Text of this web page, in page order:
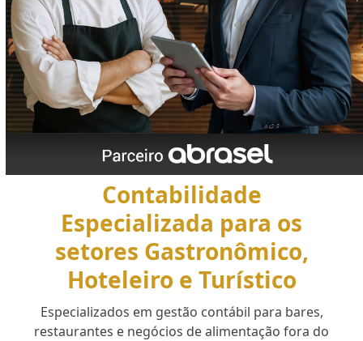
Contabilidade
Especializada para os
setores Gastronômico,
Hoteleiro e Turístico
Especializados em gestão contábil para bares,
restaurantes e negócios de alimentação fora do